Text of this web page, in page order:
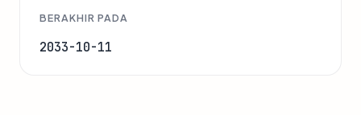
BERAKHIR PADA
2033-10-11